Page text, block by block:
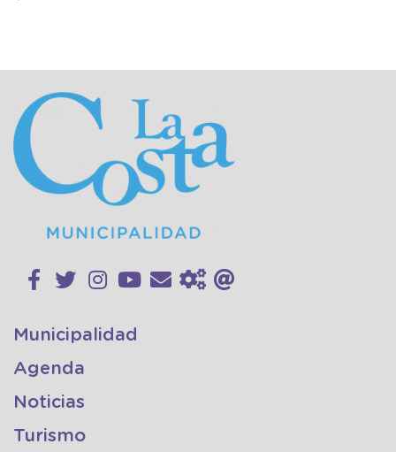
Municipalidad
Agenda
Noticias
Turismo